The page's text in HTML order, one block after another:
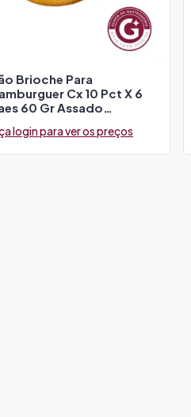
Brioche Para
Cx 10 Pct X 6
60 Gr Assado
login para ver os preços